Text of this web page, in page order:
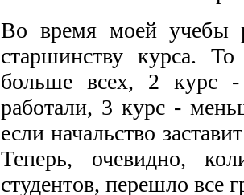
Во время моей учебы
старшинству курса.
больше всех, 2 курс
работали, 3 курс -
если начальство
Теперь, очевидно,
студентов, перешло все